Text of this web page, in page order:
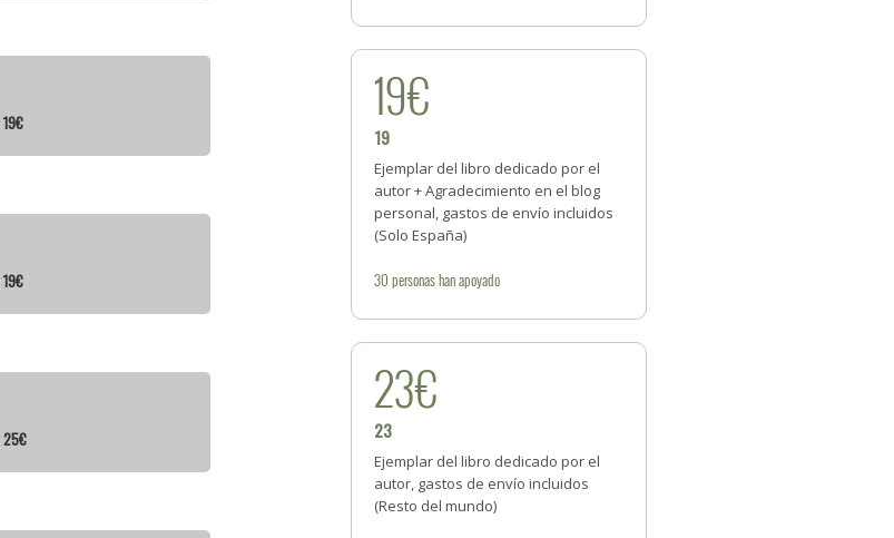
19€
19€
25€
19€
19
Ejemplar del libro dedicado por el
autor + Agradecimiento en el blog
personal, gastos de envío incluidos
(Solo España)
30personashan apoyado
23€
23
Ejemplar del libro dedicado por el
autor, gastos de envío incluidos
(Resto del mundo)